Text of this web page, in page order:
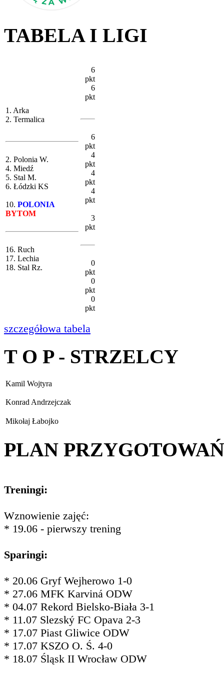
TABELA I LIGI
1. Arka
2. Termalica
2. Polonia W.
4. Miedź
5. Stal M.
6. Łódzki KS
10. POLONIA
BYTOM
16. Ruch
17. Lechia
18. Stal Rz.
6
pkt
6
pkt
6
pkt
4
pkt
4
pkt
4
pkt
3
pkt
0
pkt
0
pkt
0
pkt
szczegółowa tabela
T O P - STRZELCY
Kamil Wojtyra
Konrad Andrzejczak
Mikołaj Łabojko
PLAN PRZYGOTOWAŃ
Treningi:
Wznowienie zajęć:
* 19.06 - pierwszy trening
Sparingi:
* 20.06 Gryf Wejherowo 1-0
* 27.06 MFK Karviná ODW
* 04.07 Rekord Bielsko-Biała 3-1
* 11.07 Slezský FC Opava 2-3
* 17.07 Piast Gliwice ODW
* 17.07 KSZO O. Ś. 4-0
* 18.07 Śląsk II Wrocław ODW